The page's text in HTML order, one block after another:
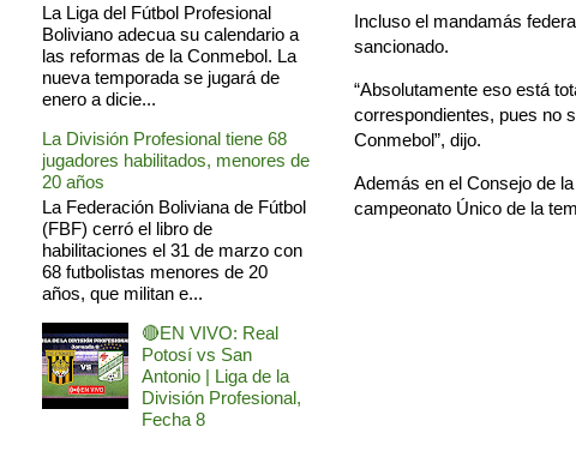
Incluso el mandamás
sancionado.
“Absolutamente eso está
correspondientes, pues no
Conmebol”, dijo.
Además en el Consejo de
campeonato Único de la
La Liga del Fútbol Profesional
Boliviano adecua su calendario a
las reformas de la Conmebol. La
nueva temporada se jugará de
enero a dicie...
La División Profesional tiene 68
jugadores habilitados, menores de
20 años
La Federación Boliviana de Fútbol
(FBF) cerró el libro de
habilitaciones el 31 de marzo con
68 futbolistas menores de 20
años, que militan e...
🔴EN VIVO: Real
Potosí vs San
Antonio | Liga de la
División Profesional,
Fecha 8